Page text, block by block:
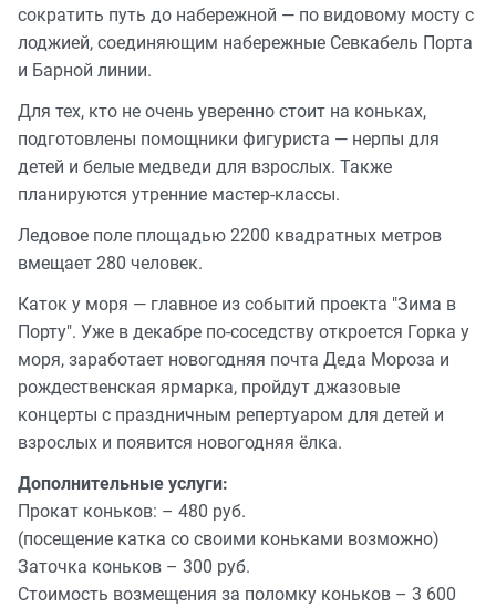
сократить путь до набережной — по видовому мосту с
лоджией, соединяющим набережные Севкабель Порта
и Барной линии.
Для тех, кто не очень уверенно стоит на коньках,
подготовлены помощники фигуриста — нерпы для
детей и белые медведи для взрослых. Также
планируются утренние мастер-классы.
Ледовое поле площадью 2200 квадратных метров
вмещает 280 человек.
Каток у моря — главное из событий проекта "Зима в
Порту". Уже в декабре по-соседству откроется Горка у
моря, заработает новогодняя почта Деда Мороза и
рождественская ярмарка, пройдут джазовые
концерты с праздничным репертуаром для детей и
взрослых и появится новогодняя ёлка.
Дополнительные услуги:
Прокат коньков: – 480 руб.
(посещение катка со своими коньками возможно)
Заточка коньков – 300 руб.
Стоимость возмещения за поломку коньков – 3 600